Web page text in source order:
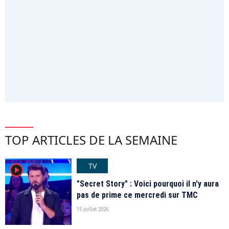
TOP ARTICLES DE LA SEMAINE
player2
TV
"Secret Story" : Voici pourquoi il n'y aura
pas de prime ce mercredi sur TMC
15 juillet 2026